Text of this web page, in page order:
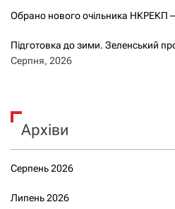
Обрано нового очільника НКРЕКП
Підготовка до зими. Зеленський
Серпня, 2026
Архіви
Серпень 2026
Липень 2026